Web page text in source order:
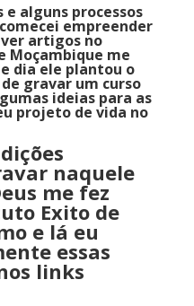
e alguns processos
empreender
artigos no
Moçambique me
dia ele plantou o
gravar um curso
ideias para as
projeto de vida no
naquele
me fez
Exito de
e lá eu
essas
links